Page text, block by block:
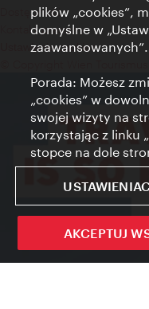
Dostępność
Kontakt prasowy
Ustawienia cookies
plików „cookies”,
domyślne w
zaawansowanych”.
Porada: Możesz
„cookies” w
swojej wizyty na
korzystając z linku
stopce na dole
AKCEPTUJ